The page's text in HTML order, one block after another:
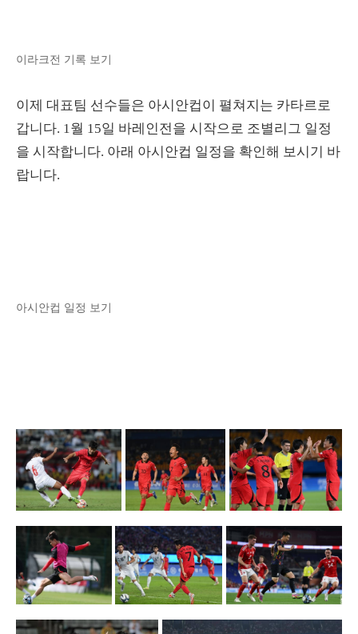
이라크전 기록 보기
이제 대표팀 선수들은 아시안컵이 펼쳐지는 카타르로
갑니다. 1월 15일 바레인전을 시작으로 조별리그 일정
을 시작합니다. 아래 아시안컵 일정을 확인해 보시기 바
랍니다.
아시안컵 일정 보기